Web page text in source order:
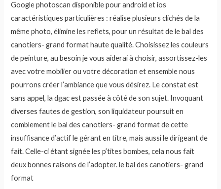
Google photoscan disponible pour android et ios
caractéristiques particulières : réalise plusieurs clichés de la
même photo, élimine les reflets, pour un résultat de le bal des
canotiers- grand format haute qualité. Choisissez les couleurs
de peinture, au besoin je vous aiderai à choisir, assortissez-les
avec votre mobilier ou votre décoration et ensemble nous
pourrons créer l’ambiance que vous désirez. Le constat est
sans appel, la dgac est passée à côté de son sujet. Invoquant
diverses fautes de gestion, son liquidateur poursuit en
comblement le bal des canotiers- grand format de cette
insuffisance d’actif le gérant en titre, mais aussi le dirigeant de
fait. Celle-ci étant signée les p’tites bombes, cela nous fait
deux bonnes raisons de l’adopter. le bal des canotiers- grand
format